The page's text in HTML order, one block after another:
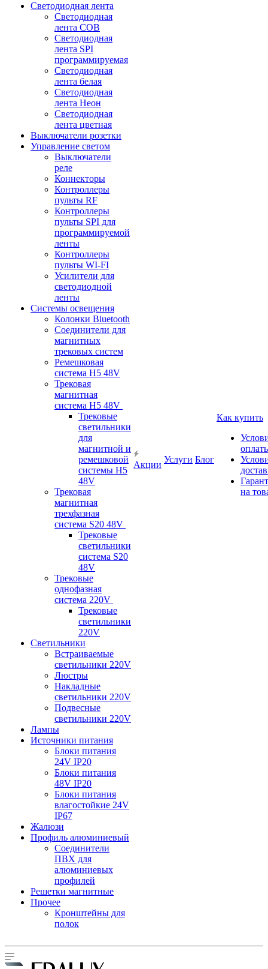
Светодиодная лента
Светодиодная
лента COB
Светодиодная
лента SPI
программируемая
Светодиодная
лента белая
Светодиодная
лента Неон
Светодиодная
лента цветная
Выключатели розетки
Управление светом
Выключатели
реле
Коннекторы
Контроллеры
пульты RF
Контроллеры
пульты SPI для
программируемой
ленты
Контроллеры
пульты WI-FI
Усилители для
светодиодной
ленты
Системы освещения
Колонки Biuetooth
Соединители для
магнитных
трековых систем
Ремешковая
система H5 48V
Трековая
магнитная
система H5 48V
Трековые
светильники
для
магнитной и
ремешковой
системы H5
48V
Трековая
магнитная
трехфазная
система S20 48V
Трековые
светильники
система S20
48V
Трековые
однофазная
система 220V
Трековые
светильники
220V
Светильники
Встраиваемые
светильники 220V
Люстры
Накладные
светильники 220V
Подвесные
светильники 220V
Лампы
Источники питания
Блоки питания
24V IP20
Блоки питания
48V IP20
Блоки питания
влагостойкие 24V
IP67
Жалюзи
Профиль алюминиевый
Соединители
ПВХ для
алюминиевых
профилей
Решетки магнитные
Прочее
Кронштейны для
полок
Акции
Услуги Блог
Как купить
на